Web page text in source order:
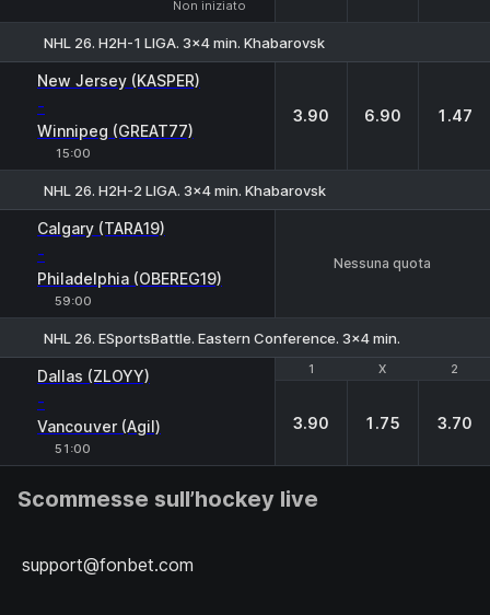
Non iniziato
NHL 26. H2H-1 LIGA. 3x4 min. Khabarovsk
New Jersey (KASPER)
-
Winnipeg (GREAT77)
15:00
3.90 6.90 1.47
NHL 26. H2H-2 LIGA. 3x4 min. Khabarovsk
Calgary (TARA19)
-
Philadelphia (OBEREG19)
59:00
Nessuna quota
NHL 26. ESportsBattle. Eastern Conference. 3x4 min.
1 X 2
Dallas (ZLOYY)
-
Vancouver (Agil)
51:00
1 X 2
3.90 1.75 3.70
Scommesse sull’hockey live
support@fonbet.com